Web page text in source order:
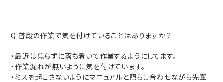
Q.普段の作業で気を付けていることはありますか？
・最近は焦らずに落ち着いて作業するようにしてます。
・作業漏れが無いように気を付けています。
・ミスを起こさないようにマニュアルと照らし合わせながら先輩